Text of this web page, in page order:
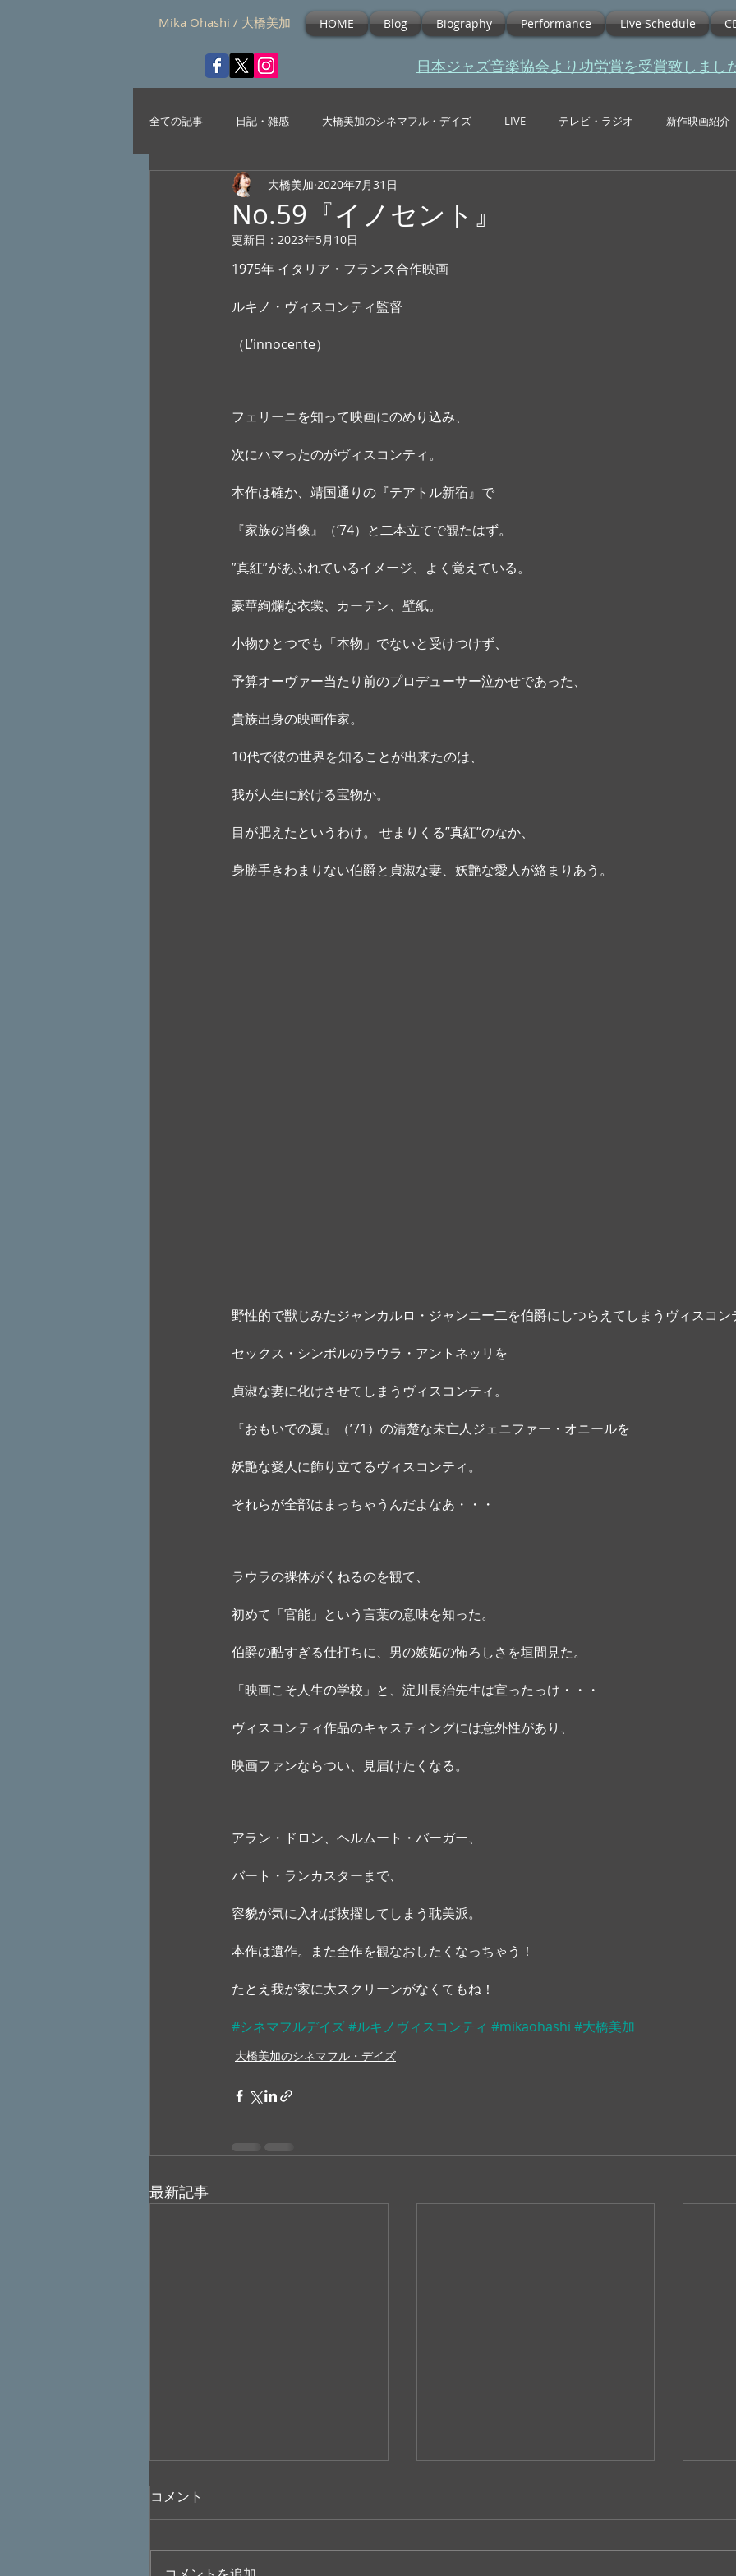
Mika Ohashi / 大橋美加 HOME Blog Biography Performance Live Schedule
日本ジャズ音楽協会より功労賞を受賞致しまし
全ての記事 日記・雑感 大橋美加のシネマフル・デイズ LIVE テレビ・ラジオ 新作映画紹介
No.59『イノセント』
大橋美加 2020年7月31日
更新日： 2023年5月10日
1975年 イタリア・フランス合作映画
ルキノ・ヴィスコンティ監督
（L’innocente）
フェリーニを知って映画にのめり込み、
次にハマったのがヴィスコンティ。
本作は確か、靖国通りの『テアトル新宿』で
『家族の肖像』（’74）と二本立てで観たはず。
”真紅”があふれているイメージ、よく覚えている。
豪華絢爛な衣裳、カーテン、壁紙。
小物ひとつでも「本物」でないと受けつけず、
予算オーヴァー当たり前のプロデューサー泣かせであった、
貴族出身の映画作家。
10代で彼の世界を知ることが出来たのは、
我が人生に於ける宝物か。
目が肥えたというわけ。 せまりくる”真紅”のなか、
身勝手きわまりない伯爵と貞淑な妻、妖艶な愛人が絡まりあう。
野性的で獣じみたジャンカルロ・ジャンニー二を伯爵にしつらえてしまうヴィスコン
セックス・シンボルのラウラ・アントネッリを
貞淑な妻に化けさせてしまうヴィスコンティ。
『おもいでの夏』（’71）の清楚な未亡人ジェニファー・オニールを
妖艶な愛人に飾り立てるヴィスコンティ。
それらが全部はまっちゃうんだよなあ・・・
ラウラの裸体がくねるのを観て、
初めて「官能」という言葉の意味を知った。
伯爵の酷すぎる仕打ちに、男の嫉妬の怖ろしさを垣間見た。
「映画こそ人生の学校」と、淀川長治先生は宣ったっけ・・・
ヴィスコンティ作品のキャスティングには意外性があり、
映画ファンならつい、見届けたくなる。
アラン・ドロン、ヘルムート・バーガー、
バート・ランカスターまで、
容貌が気に入れば抜擢してしまう耽美派。
本作は遺作。また全作を観なおしたくなっちゃう！
たとえ我が家に大スクリーンがなくてもね！
#シネマフルデイズ#ルキノヴィスコンティ #mikaohashi #大橋美加
大橋美加のシネマフル・デイズ
最新記事
コメント